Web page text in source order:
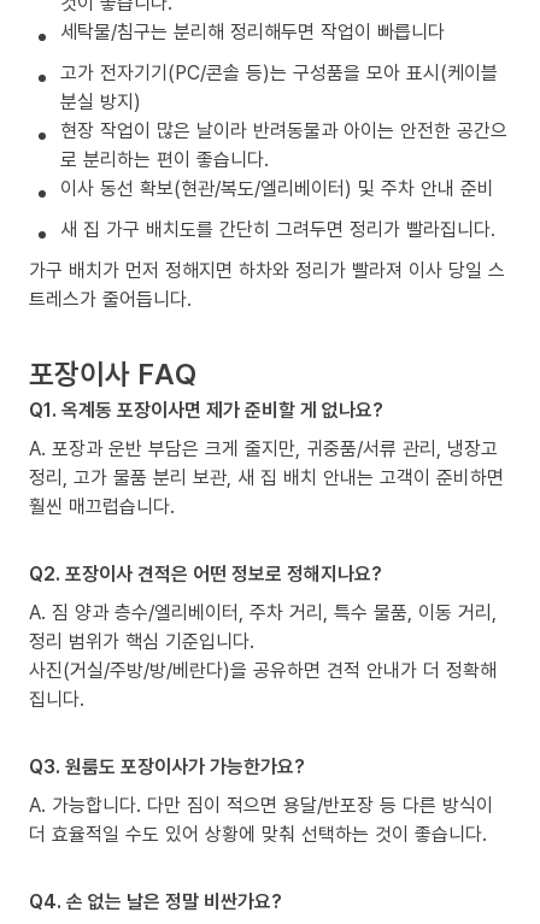
세탁물/침구는 분리해 정리해두면 작업이 빠릅니다
고가 전자기기(PC/콘솔 등)는 구성품을 모아 표시(케이블
분실 방지)
현장 작업이 많은 날이라 반려동물과 아이는 안전한 공간으
로 분리하는 편이 좋습니다.
이사 동선 확보(현관/복도/엘리베이터) 및 주차 안내 준비
새 집 가구 배치도를 간단히 그려두면 정리가 빨라집니다.
가구 배치가 먼저 정해지면 하차와 정리가 빨라져 이사 당일 스
트레스가 줄어듭니다.
포장이사 FAQ
Q1. 옥계동 포장이사면 제가 준비할 게 없나요?
A. 포장과 운반 부담은 크게 줄지만, 귀중품/서류 관리, 냉장고
정리, 고가 물품 분리 보관, 새 집 배치 안내는 고객이 준비하면
훨씬 매끄럽습니다.
Q2. 포장이사 견적은 어떤 정보로 정해지나요?
A. 짐 양과 층수/엘리베이터, 주차 거리, 특수 물품, 이동 거리,
정리 범위가 핵심 기준입니다.
사진(거실/주방/방/베란다)을 공유하면 견적 안내가 더 정확해
집니다.
Q3. 원룸도 포장이사가 가능한가요?
A. 가능합니다. 다만 짐이 적으면 용달/반포장 등 다른 방식이
더 효율적일 수도 있어 상황에 맞춰 선택하는 것이 좋습니다.
Q4. 손 없는 날은 정말 비싼가요?